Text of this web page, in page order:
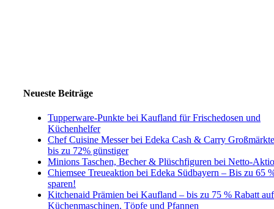
Neueste Beiträge
Tupperware-Punkte bei Kaufland für Frischedosen und
Küchenhelfer
Chef Cuisine Messer bei Edeka Cash & Carry
bis zu 72% günstiger
Minions Taschen, Becher & Plüschfiguren bei Netto-
Chiemsee Treueaktion bei Edeka Südbayern – Bis zu 65
sparen!
Kitchenaid Prämien bei Kaufland – bis zu 75 % Rabatt auf
Küchenmaschinen, Töpfe und Pfannen